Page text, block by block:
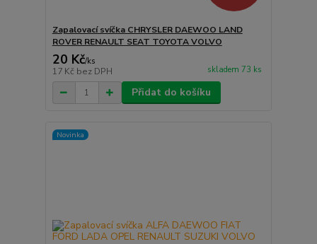
Zapalovací svíčka CHRYSLER DAEWOO LAND
ROVER RENAULT SEAT TOYOTA VOLVO
20 Kč/ks
17 Kč bez DPH skladem 73 ks
Přidat do košíku
Novinka